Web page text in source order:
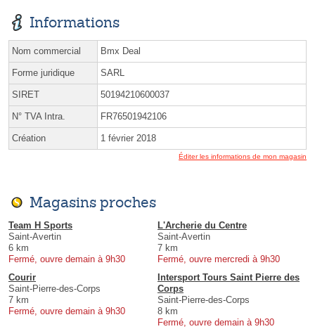
Informations
Nom commercial Bmx Deal
Forme juridique SARL
SIRET 50194210600037
N° TVA Intra. FR76501942106
Création 1 février 2018
Éditer les informations de mon magasin
Magasins proches
Team H Sports
Saint-Avertin
6 km
Fermé, ouvre demain à 9h30
L'Archerie du Centre
Saint-Avertin
7 km
Fermé, ouvre mercredi à 9h30
Courir
Saint-Pierre-des-Corps
7 km
Fermé, ouvre demain à 9h30
Intersport Tours Saint Pierre des
Corps
Saint-Pierre-des-Corps
8 km
Fermé, ouvre demain à 9h30